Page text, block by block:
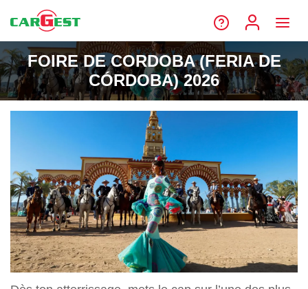
FOIRE DE CORDOBA (FERIA DE
CÓRDOBA) 2026